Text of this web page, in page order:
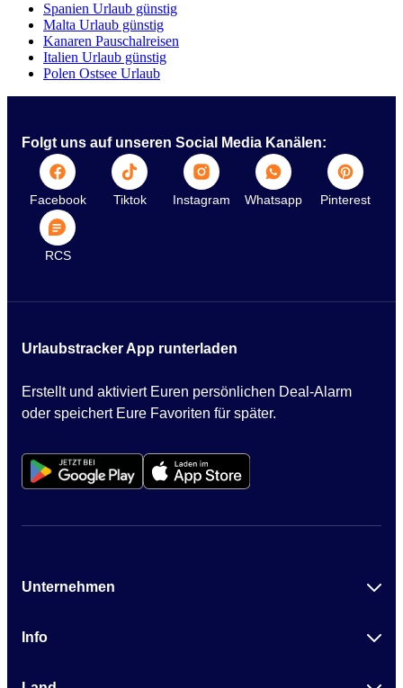
Spanien Urlaub günstig
Malta Urlaub günstig
Kanaren Pauschalreisen
Italien Urlaub günstig
Polen Ostsee Urlaub